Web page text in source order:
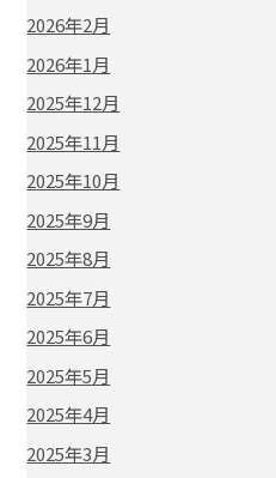
2026年2月
2026年1月
2025年12月
2025年11月
2025年10月
2025年9月
2025年8月
2025年7月
2025年6月
2025年5月
2025年4月
2025年3月